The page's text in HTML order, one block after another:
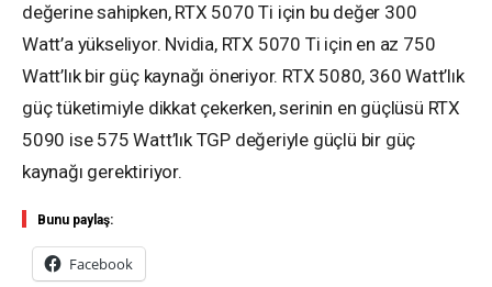
değerine sahipken, RTX 5070 Ti için bu değer 300
Watt’a yükseliyor. Nvidia, RTX 5070 Ti için en az 750
Watt’lık bir güç kaynağı öneriyor. RTX 5080, 360 Watt’lık
güç tüketimiyle dikkat çekerken, serinin en güçlüsü RTX
5090 ise 575 Watt’lık TGP değeriyle güçlü bir güç
kaynağı gerektiriyor.
Bunu paylaş:
Facebook